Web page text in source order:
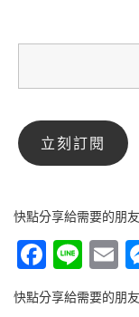
快點分享給需要的朋友
Line
快點分享給需要的朋友